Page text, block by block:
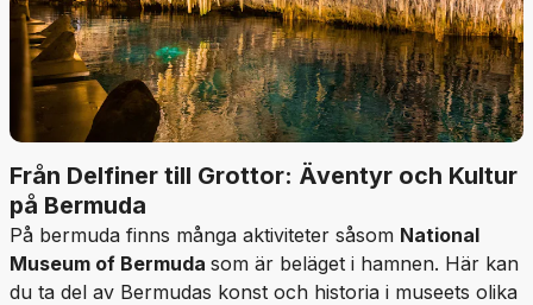
Från Delfiner till Grottor: Äventyr och Kultur
på Bermuda
På bermuda finns många aktiviteter såsom National
Museum of Bermuda som är beläget i hamnen. Här kan
du ta del av Bermudas konst och historia i museets olika